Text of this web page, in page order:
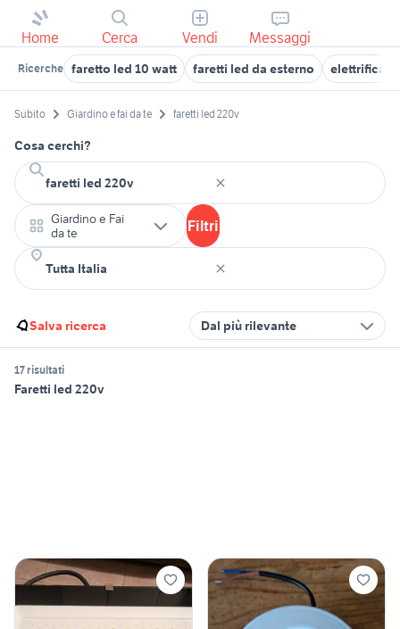
Home Cerca Vendi Messaggi
Ricerche faretto led 10 watt faretti led da esterno
Subito Giardino e fai da te faretti led 220v
Cosa cerchi?
Giardino e Fai
da te
Filtri
Salva ricerca Dal più rilevante
17 risultati
Faretti led 220v